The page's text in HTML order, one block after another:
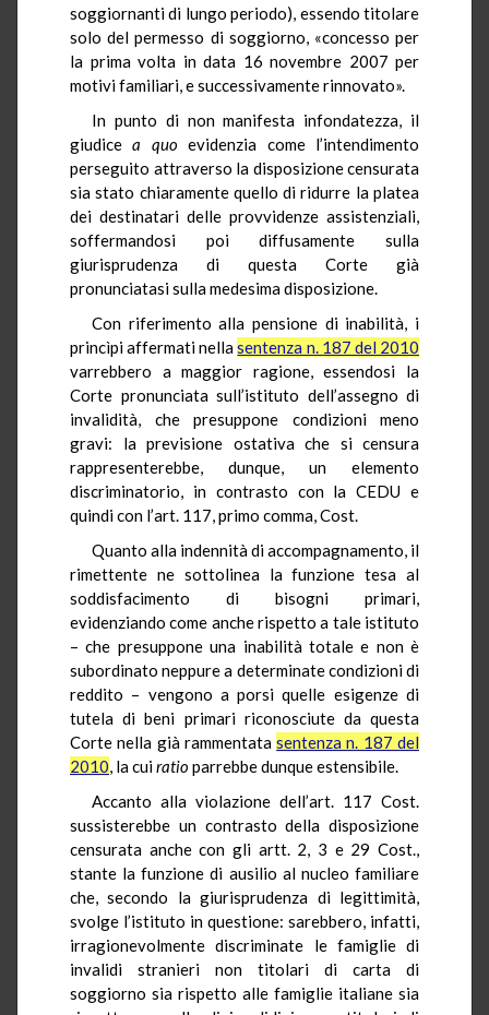
soggiornanti di lungo periodo), essendo titolare
solo del permesso di soggiorno, «concesso per
la prima volta in data 16 novembre 2007 per
motivi familiari, e successivamente rinnovato».
In punto di non manifesta infondatezza, il
giudicea quoevidenzia come l’intendimento
perseguito attraverso la disposizione censurata
sia stato chiaramente quello di ridurre la platea
dei destinatari delle provvidenze assistenziali,
soffermandosi poi diffusamente sulla
giurisprudenza di questa Corte già
pronunciatasi sulla medesima disposizione.
Con riferimento alla pensione di inabilità, i
princìpi affermati nellasentenza n. 187 del 2010
varrebbero a maggior ragione, essendosi la
Corte pronunciata sull’istituto dell’assegno di
invalidità, che presuppone condizioni meno
gravi: la previsione ostativa che si censura
rappresenterebbe, dunque, un elemento
discriminatorio, in contrasto con la CEDU e
quindi con l’art. 117, primo comma, Cost.
Quanto alla indennità di accompagnamento, il
rimettente ne sottolinea la funzione tesa al
soddisfacimento di bisogni primari,
evidenziando come anche rispetto a tale istituto
– che presuppone una inabilità totale e non è
subordinato neppure a determinate condizioni di
reddito – vengono a porsi quelle esigenze di
tutela di beni primari riconosciute da questa
Corte nella già rammentatasentenza n. 187 del
2010, la cuiratioparrebbe dunque estensibile.
Accanto alla violazione dell’art. 117 Cost.
sussisterebbe un contrasto della disposizione
censurata anche con gli artt. 2, 3 e 29 Cost.,
stante la funzione di ausilio al nucleo familiare
che, secondo la giurisprudenza di legittimità,
svolge l’istituto in questione: sarebbero, infatti,
irragionevolmente discriminate le famiglie di
invalidi stranieri non titolari di carta di
soggiorno sia rispetto alle famiglie italiane sia